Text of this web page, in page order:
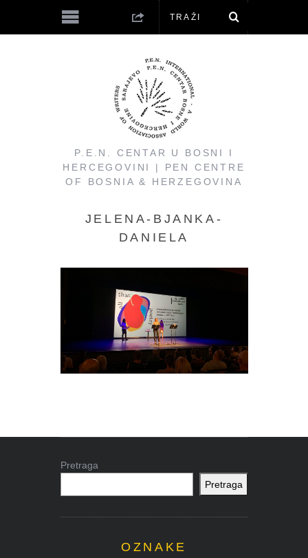
P.E.N. CENTAR U BOSNI I
HERCEGOVINI | PEN CENTRE
OF BOSNIA & HERZEGOVINA
JELENA-BJANKA-
DANIELA
Pretraga
Pretraga
OZNAKE